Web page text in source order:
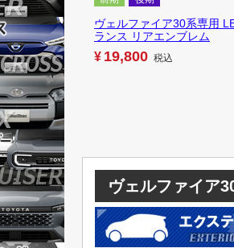
ヴェルファイア30系専用
ランス リアエンブレム
¥ 19,800 税込
ヴェルファイア